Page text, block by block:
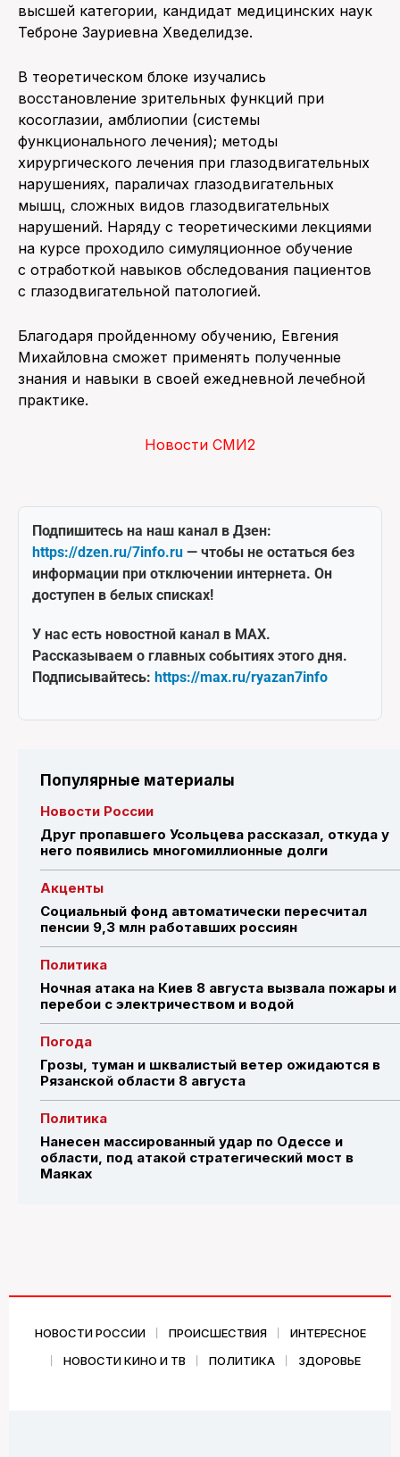
высшей категории, кандидат медицинских наук
Теброне Зауриевна Хведелидзе.
В теоретическом блоке изучались
восстановление зрительных функций при
косоглазии, амблиопии (системы
функционального лечения); методы
хирургического лечения при глазодвигательных
нарушениях, параличах глазодвигательных
мышц, сложных видов глазодвигательных
нарушений. Наряду с теоретическими лекциями
на курсе проходило симуляционное обучение
с отработкой навыков обследования пациентов
с глазодвигательной патологией.
Благодаря пройденному обучению, Евгения
Михайловна сможет применять полученные
знания и навыки в своей ежедневной лечебной
практике.
Новости СМИ2
Подпишитесь на наш канал в Дзен:
https://dzen.ru/7info.ru — чтобы не остаться без
информации при отключении интернета. Он
доступен в белых списках!
У нас есть новостной канал в MAX.
Рассказываем о главных событиях этого дня.
Подписывайтесь: https://max.ru/ryazan7info
Популярные материалы
Новости России
Друг пропавшего Усольцева рассказал, откуда у
него появились многомиллионные долги
Акценты
Социальный фонд автоматически пересчитал
пенсии 9,3 млн работавших россиян
Политика
Ночная атака на Киев 8 августа вызвала пожары и
перебои с электричеством и водой
Погода
Грозы, туман и шквалистый ветер ожидаются в
Рязанской области 8 августа
Политика
Нанесен массированный удар по Одессе и
области, под атакой стратегический мост в
Маяках
НОВОСТИ РОССИИ ПРОИСШЕСТВИЯ
ИНТЕРЕСНОЕ
НОВОСТИ КИНО И ТВ
ПОЛИТИКА ЗДОРОВЬЕ